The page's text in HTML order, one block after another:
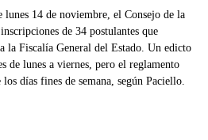
lunes 14 de noviembre, el Consejo de la
de 34 postulantes que
la Fiscalía General del Estado. Un edicto
de lunes a viernes, pero el reglamento
días fines de semana, según Paciello.